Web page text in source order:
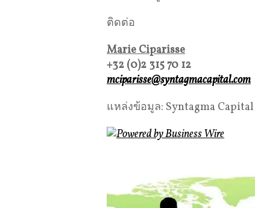
ติดต่อ
Marie Ciparisse
+32 (0)2 315 70 12
mciparisse@syntagmacapital.com
แหล่งข้อมูล: Syntagma Capital